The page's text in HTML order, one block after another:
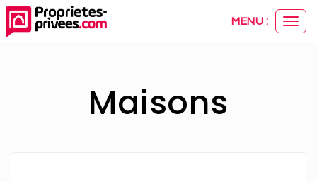
MENU :
Maisons
Panneau de gestion des cookies